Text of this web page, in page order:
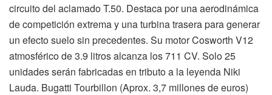
circuito del aclamado T.50. Destaca por una aerodinámica
de competición extrema y una turbina trasera para generar
un efecto suelo sin precedentes. Su motor Cosworth V12
atmosférico de 3.9 litros alcanza los 711 CV. Solo 25
unidades serán fabricadas en tributo a la leyenda Niki
Lauda. Bugatti Tourbillon (Aprox. 3,7 millones de euros)